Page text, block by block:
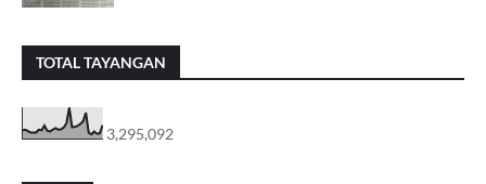
TOTAL TAYANGAN
3,295,092